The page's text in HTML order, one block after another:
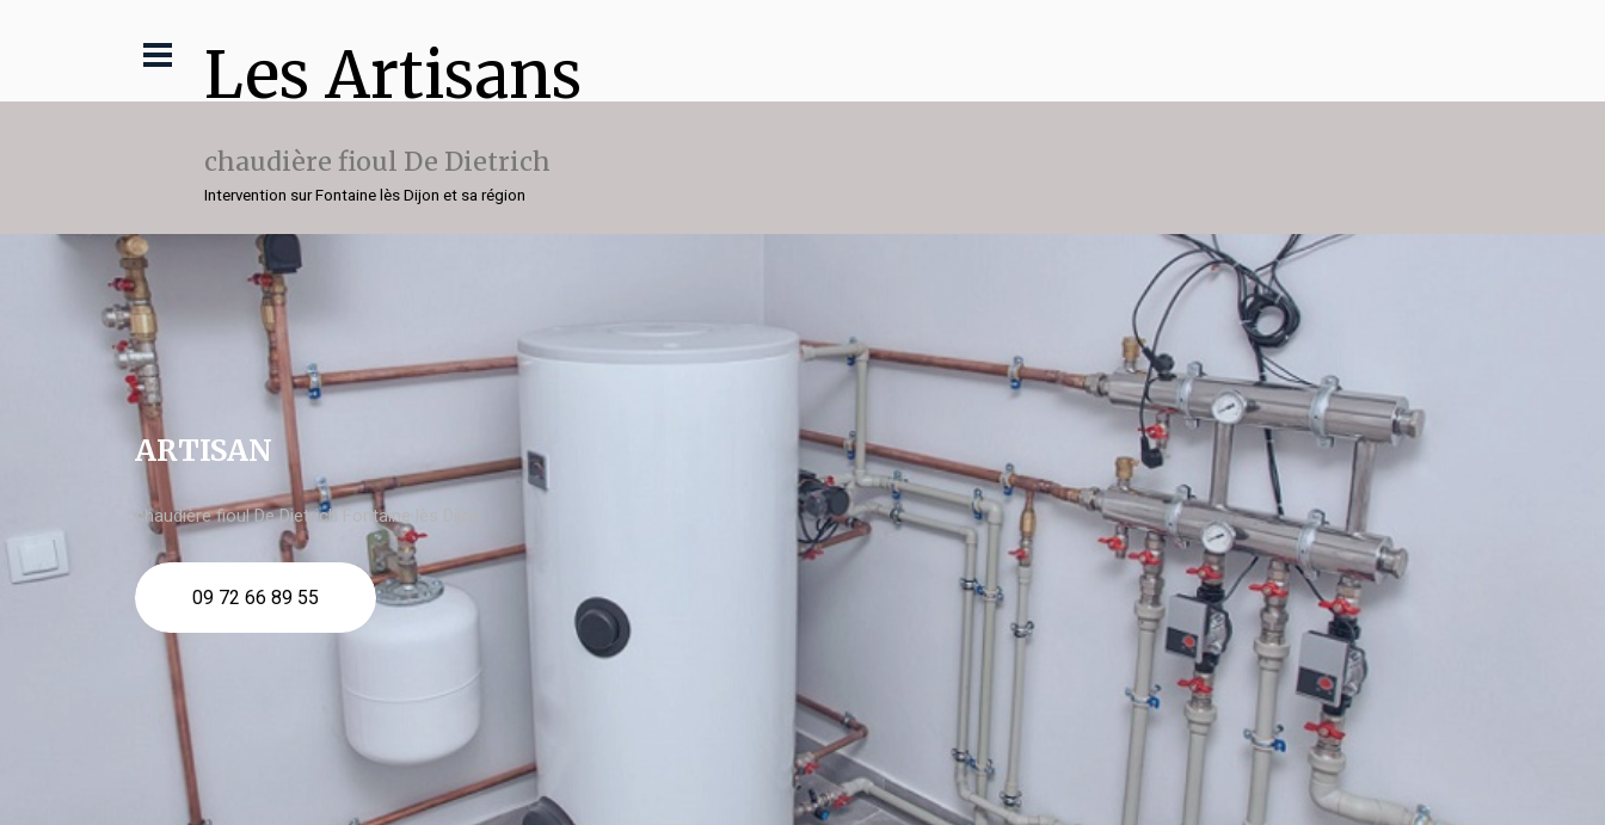
Les Artisans
chaudière fioul De Dietrich
Intervention sur Fontaine lès Dijon et sa région
ARTISAN
chaudière fioul De Dietrich Fontaine lès Dijon
09 72 66 89 55